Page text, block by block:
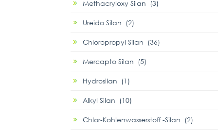
Methacryloxy Silan (3)
Ureido Silan (2)
Chloropropyl Silan (36)
Mercapto Silan (5)
Hydrosilan (1)
Alkyl Silan (10)
Chlor-Kohlenwasserstoff -Silan (2)